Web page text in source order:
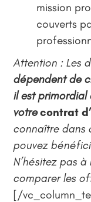
mission
couverts
Attention : Les
dépendent de
il est
votrecontrat
connaître dans
pouvez
N’hésitez pas
comparer les
[/